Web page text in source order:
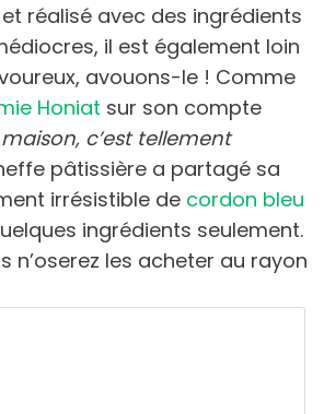
réalisé avec des ingrédients
il est également loin
avouons-le ! Comme
Honiat sur son compte
c’est tellement
pâtissière a partagé sa
irrésistible de cordon bleu
ingrédients seulement.
n’oserez les acheter au rayon